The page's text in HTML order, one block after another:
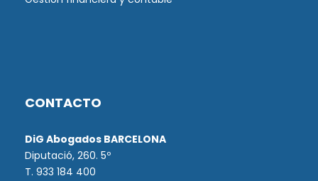
CONTACTO
DiG Abogados BARCELONA
Diputació, 260. 5º
T. 933 184 400